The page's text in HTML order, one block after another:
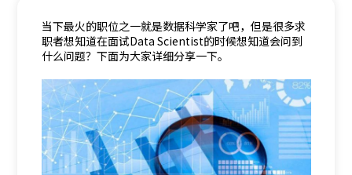
当下最火的职位之一就是数据科学家了吧，但是很多求
职者想知道在面试Data Scientist的时候想知道会问到
什么问题？下面为大家详细分享一下。